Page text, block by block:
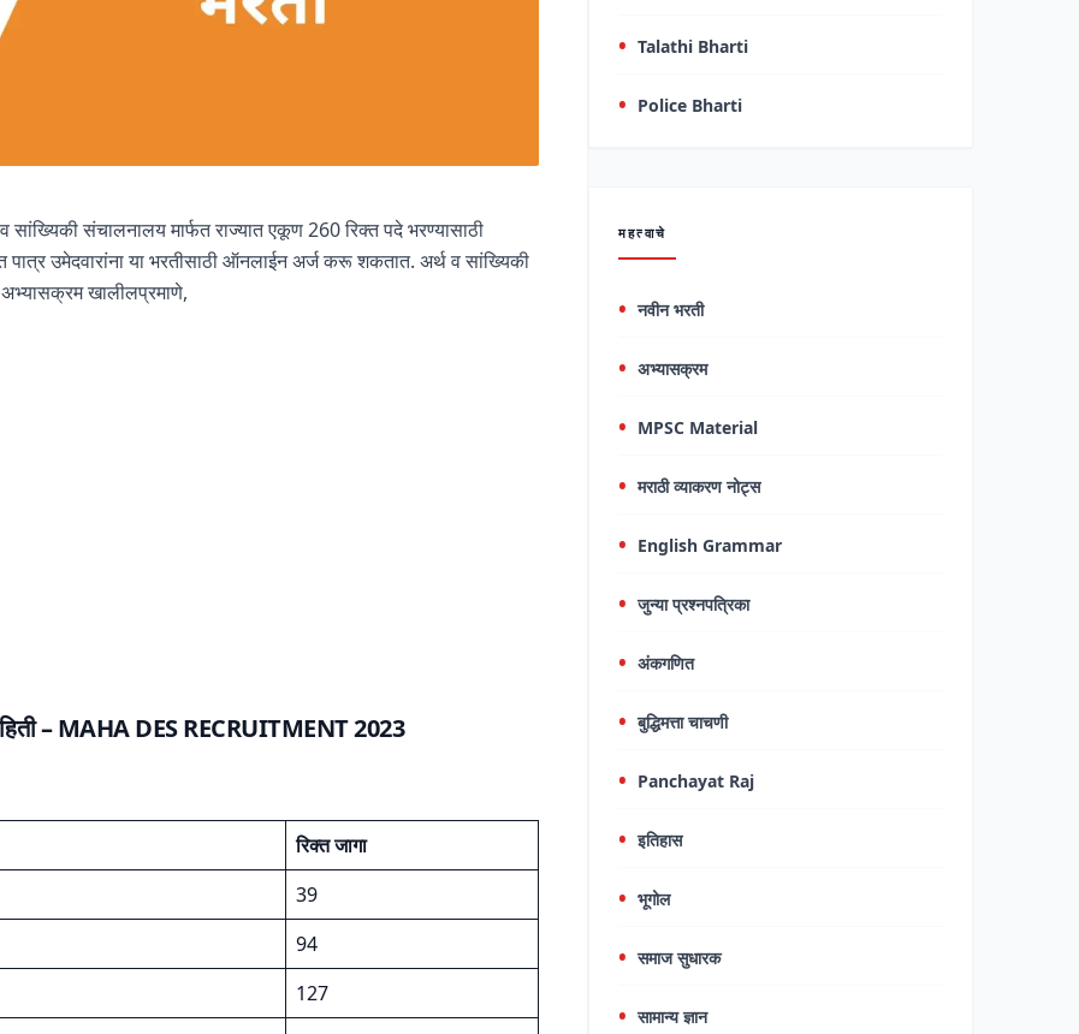
व सांख्यिकी संचालनालय मार्फत राज्यात एकूण 260 रिक्त पदे भरण्यासाठी
उमेदवारांना या भरतीसाठी ऑनलाईन अर्ज करू शकतात. अर्थ व सांख्यिकी
अभ्यासक्रम खालीलप्रमाणे,
–MAHA DES RECRUITMENT 2023
रिक्त जागा
39
94
127
Talathi Bharti
Police Bharti
महत्वाचे
नवीन भरती
अभ्यासक्रम
MPSC Material
मराठी व्याकरण नोट्स
English Grammar
जुन्या प्रश्नपत्रिका
अंकगणित
बुद्धिमत्ता चाचणी
Panchayat Raj
इतिहास
भूगोल
समाज सुधारक
सामान्य ज्ञान